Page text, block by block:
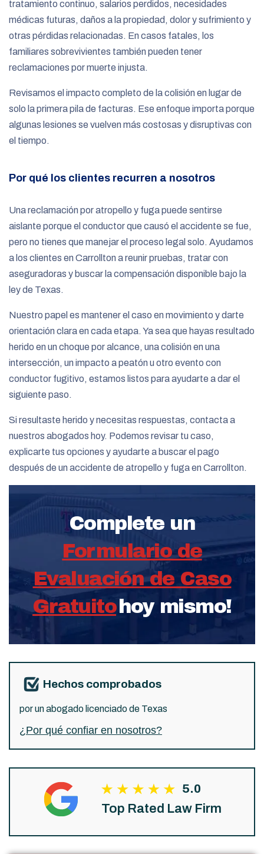
tratamiento continuo, salarios perdidos, necesidades
médicas futuras, daños a la propiedad, dolor y sufrimiento y
otras pérdidas relacionadas. En casos fatales, los
familiares sobrevivientes también pueden tener
reclamaciones por muerte injusta.
Revisamos el impacto completo de la colisión en lugar de
solo la primera pila de facturas. Ese enfoque importa porque
algunas lesiones se vuelven más costosas y disruptivas con
el tiempo.
Por qué los clientes recurren a nosotros
Una reclamación por atropello y fuga puede sentirse
aislante porque el conductor que causó el accidente se fue,
pero no tienes que manejar el proceso legal solo. Ayudamos
a los clientes en Carrollton a reunir pruebas, tratar con
aseguradoras y buscar la compensación disponible bajo la
ley de Texas.
Nuestro papel es mantener el caso en movimiento y darte
orientación clara en cada etapa. Ya sea que hayas resultado
herido en un choque por alcance, una colisión en una
intersección, un impacto a peatón u otro evento con
conductor fugitivo, estamos listos para ayudarte a dar el
siguiente paso.
Si resultaste herido y necesitas respuestas, contacta a
nuestros abogados hoy. Podemos revisar tu caso,
explicarte tus opciones y ayudarte a buscar el pago
después de un accidente de atropello y fuga en Carrollton.
Complete un
Formulario de
Evaluación de Caso
Gratuitohoy mismo!
Hechos comprobados
por un abogado licenciado de Texas
¿Por qué confiar en nosotros?
5.0
Top Rated Law Firm